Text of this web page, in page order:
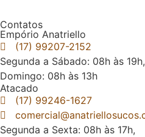
Contatos
Empório Anatriello
(17) 99207-2152
Segunda a Sábado: 08h às 19h,
Domingo: 08h às 13h
Atacado
(17) 99246-1627
Segunda a Sexta: 08h às 17h,